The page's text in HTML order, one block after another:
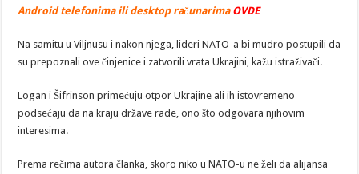
Android telefonima ili desktop računarima OVDE
Na samitu u Viljnusu i nakon njega, lideri NATO-a bi mudro postupili da
su prepoznali ove činjenice i zatvorili vrata Ukrajini, kažu istraživači.
Logan i Šifrinson primećuju otpor Ukrajine ali ih istovremeno
podsećaju da na kraju države rade, ono što odgovara njihovim
interesima.
Prema rečima autora članka, skoro niko u NATO-u ne želi da alijansa